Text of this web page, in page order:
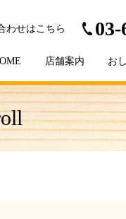
わせはこちら 03-
店舗案内 お